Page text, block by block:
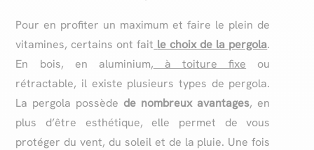
Pour en profiter un maximum et faire le plein de
vitamines, certains ont fait le choix de la pergola.
En bois, en aluminium, à toiture fixe ou
rétractable, il existe plusieurs types de pergola.
La pergola possède de nombreux avantages, en
plus d’être esthétique, elle permet de vous
protéger du vent, du soleil et de la pluie. Une fois